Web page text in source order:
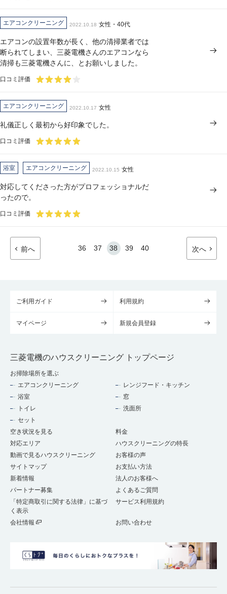
エアコンクリーニング 2022.10.18 女性・40代
エアコンの設置年数が長く、他の清掃業者では
断られてしまい、三菱電機さんのエアコンなら
清掃も三菱電機さんに、とお願いしました。
口コミ評価
エアコンクリーニング 2022.10.17 女性
礼儀正しく最初から好印象でした。
口コミ評価
浴室 エアコンクリーニング 2022.10.15 女性
対応してくださった方がプロフェッショナルだ
ったので。
口コミ評価
前へ 36 37 38 39 40 次へ
ご利用ガイド 利用規約
マイページ 新規会員登録
三菱電機のハウスクリーニング トップページ
お掃除場所を選ぶ
エアコンクリーニング
レンジフード・キッチン
浴室
窓
トイレ
洗面所
セット
空き状況を見る
料金
対応エリア
ハウスクリーニングの特長
動画で見るハウスクリーニング
お客様の声
サイトマップ
お支払い方法
新着情報
法人のお客様へ
パートナー募集
よくあるご質問
「特定商取引に関する法律」に基づ
く表示
サービス利用規約
会社情報 お問い合わせ